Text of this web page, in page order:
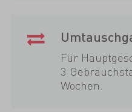
Für
3
Wochen.